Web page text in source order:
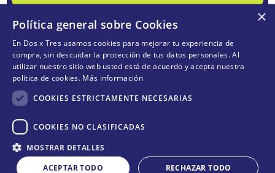
CONÓCENOS
POLÍTICAS
TE AYUDAMOS
×
Política general sobre Cookies
En Dos x Tres usamos cookies para mejorar tu experiencia de
compra, sin descuidar la protección de tus datos personales. Al
utilizar nuestro sitio web usted está de acuerdo y acepta nuestra
política de cookies. Más información
COOKIES ESTRICTAMENTE NECESARIAS
COOKIES NO CLASIFICADAS
MOSTRAR DETALLES
ACEPTAR TODO
RECHAZAR TODO